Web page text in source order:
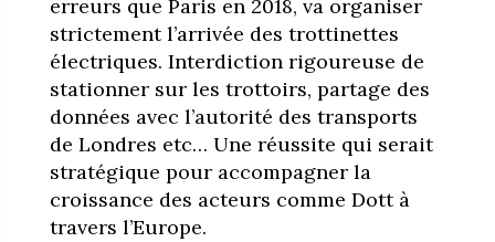
erreurs que Paris en 2018, va organiser
strictement l’arrivée des trottinettes
électriques. Interdiction rigoureuse de
stationner sur les trottoirs, partage des
données avec l’autorité des transports
de Londres etc… Une réussite qui serait
stratégique pour accompagner la
croissance des acteurs comme Dott à
travers l’Europe.